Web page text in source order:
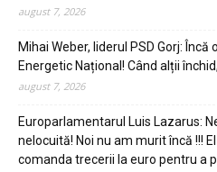
august 7, 2026
Mihai Weber, liderul PSD Gorj:
Energetic Național! Când alții închid,
august 7, 2026
Europarlamentarul Luis Lazarus:
nelocuită! Noi nu am murit încă !!!
comanda trecerii la euro pentru a